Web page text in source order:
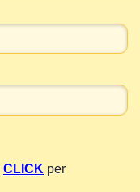
CLICK per